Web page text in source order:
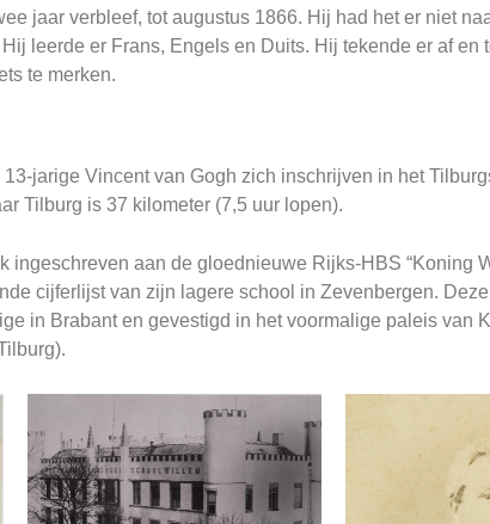
jaar verbleef, tot augustus 1866. Hij had het er niet
leerde er Frans, Engels en Duits. Hij tekende er af en
te merken.
jarige Vincent van Gogh zich inschrijven in het
Tilburg is 37 kilometer (7,5 uur lopen).
ingeschreven aan de gloednieuwe Rijks-HBS “Koning
cijferlijst van zijn lagere school in Zevenbergen.
in Brabant en gevestigd in het voormalige paleis van